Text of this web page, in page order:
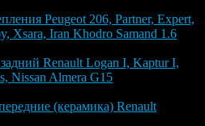
Peugeot 206, Partner, Expert,
Xsara, Iran Khodro Samand 1.6
Renault Logan I, Kaptur I,
Nissan Almera G15
(керамика) Renault